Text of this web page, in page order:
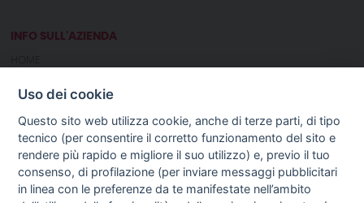
INFO SULL'AZIENDA
NOTIZIE
GUIDA AGLI ACQUISTI
PROCEDURA DI ACQUISTO
Uso dei cookie
Questo sito web utilizza cookie, anche di terze parti, di tipo
tecnico (per consentire il corretto funzionamento del sito e
rendere più rapido e migliore il suo utilizzo) e, previo il tuo
consenso, di profilazione (per inviare messaggi pubblicitari
in linea con le preferenze da te manifestate nell’ambito